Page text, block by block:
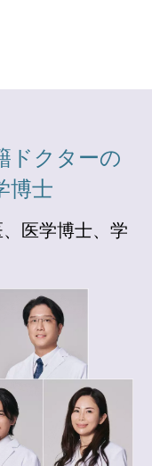
ドクターの
博士
医学博士、学